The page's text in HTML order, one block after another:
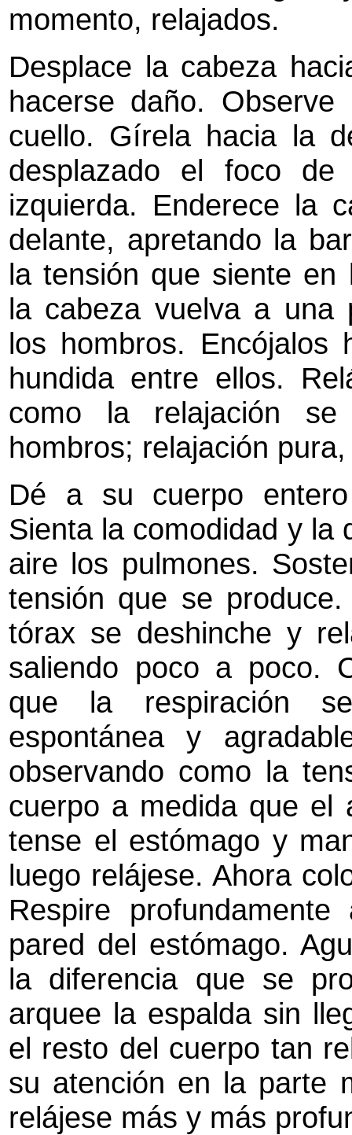
momento, relajados.
Desplace la cabeza
hacerse daño.
cuello. Gírela hacia la
desplazado el foco
izquierda. Enderece la
delante, apretando la
la tensión que siente en
la cabeza vuelva a una
los hombros.
hundida entre ellos.
como la relajación
hombros; relajación
Dé a su cuerpo
Sienta la comodidad y la
aire los pulmones.
tensión que se
tórax se deshinche y
saliendo poco a poco.
que la respiración
espontánea y
observando como la
cuerpo a medida que el
tense el estómago y
luego relájese. Ahora
Respire
pared del estómago.
la diferencia que se
arquee la espalda sin
el resto del cuerpo tan
su atención en la parte
relájese más y más